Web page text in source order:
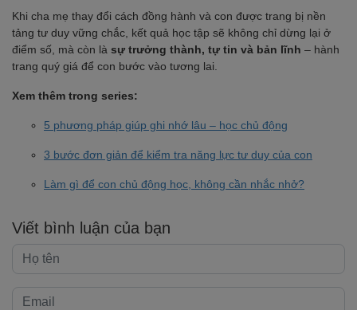
Khi cha mẹ thay đổi cách đồng hành và con được trang bị nền
tảng tư duy vững chắc, kết quả học tập sẽ không chỉ dừng lại ở
điểm số, mà còn là sự trưởng thành, tự tin và bản lĩnh – hành
trang quý giá để con bước vào tương lai.
Xem thêm trong series:
5 phương pháp giúp ghi nhớ lâu – học chủ động
3 bước đơn giản để kiểm tra năng lực tư duy của con
Làm gì để con chủ động học, không cần nhắc nhở?
Viết bình luận của bạn